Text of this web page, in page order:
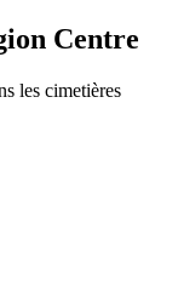
Centre
les cimetières